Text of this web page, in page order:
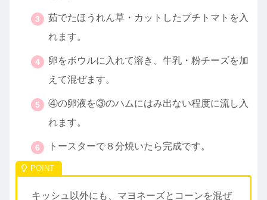
茹でたほうれん草・カットしたプチトマトを入
れます。
卵をボウルに入れて溶き、牛乳・粉チーズを加
えて混ぜます。
④の卵液を③のハムにはみ出ない程度に流し入
れます。
トースターで８分焼いたら完成です。
キッシュ以外にも、マヨネーズとコーンを混ぜ